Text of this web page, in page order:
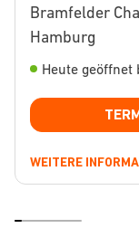
Bramfelder
Hamburg
Heute
WEITERE